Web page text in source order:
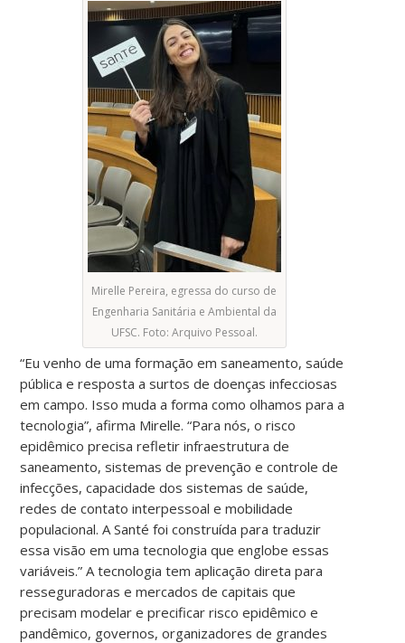
Mirelle Pereira, egressa do curso de
Engenharia Sanitária e Ambiental da
UFSC. Foto: Arquivo Pessoal.
“Eu venho de uma formação em saneamento, saúde
pública e resposta a surtos de doenças infecciosas
em campo. Isso muda a forma como olhamos para a
tecnologia”, afirma Mirelle. “Para nós, o risco
epidêmico precisa refletir infraestrutura de
saneamento, sistemas de prevenção e controle de
infecções, capacidade dos sistemas de saúde,
redes de contato interpessoal e mobilidade
populacional. A Santé foi construída para traduzir
essa visão em uma tecnologia que englobe essas
variáveis.” A tecnologia tem aplicação direta para
resseguradoras e mercados de capitais que
precisam modelar e precificar risco epidêmico e
pandêmico, governos, organizadores de grandes